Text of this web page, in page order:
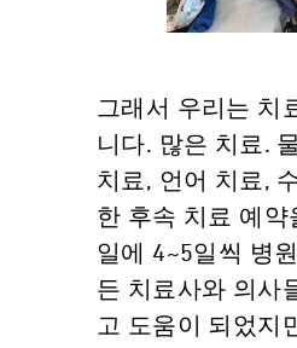
그래서 우리는 치
니다. 많은 치료.
치료, 언어 치료,
한 후속 치료 예약
일에 4~5일씩 병
든 치료사와 의사
고 도움이 되었지